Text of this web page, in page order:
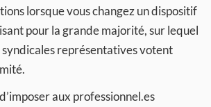
lorsque vous changez un dispositif
pour la grande majorité, sur lequel
syndicales représentatives votent
aux professionnel.es